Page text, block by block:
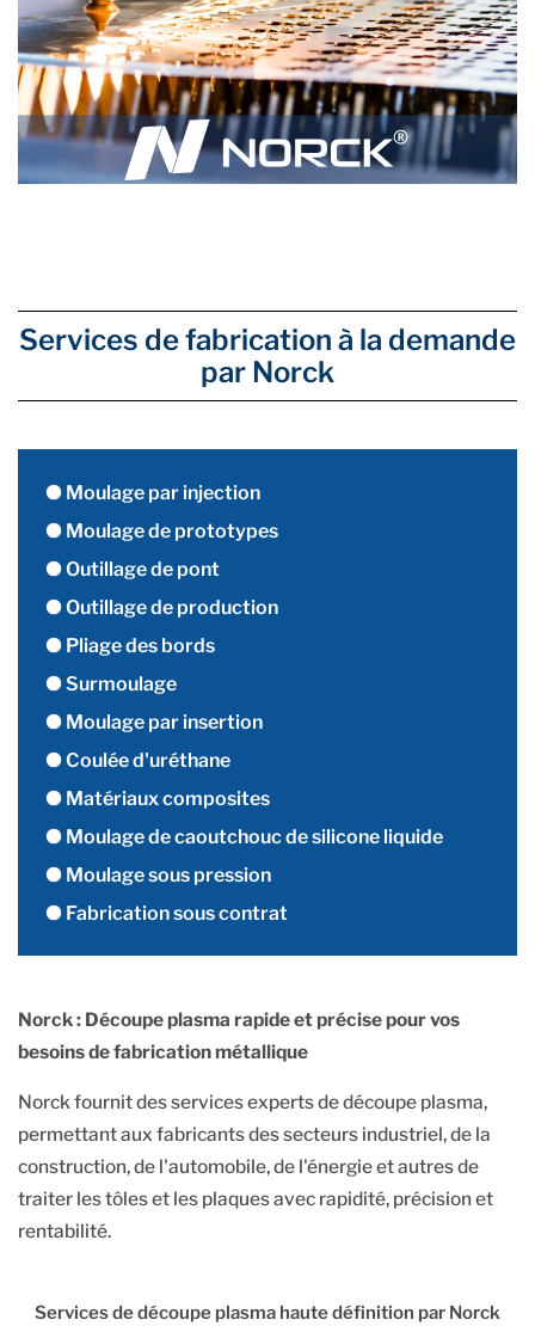
Services de fabrication à la demande
par Norck
Moulage par injection
Moulage de prototypes
Outillage de pont
Outillage de production
Pliage des bords
Surmoulage
Moulage par insertion
Coulée d'uréthane
Matériaux composites
Moulage de caoutchouc de silicone liquide
Moulage sous pression
Fabrication sous contrat
Norck : Découpe plasma rapide et précise pour vos
besoins de fabrication métallique
Norck fournit des services experts de découpe plasma,
permettant aux fabricants des secteurs industriel, de la
construction, de l'automobile, de l'énergie et autres de
traiter les tôles et les plaques avec rapidité, précision et
rentabilité.
Services de découpe plasma haute définition par Norck